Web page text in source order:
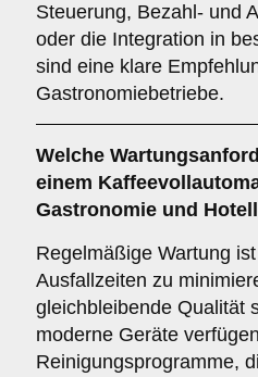
Steuerung, Bezahl- und
oder die Integration in
sind eine klare
Gastronomiebetriebe.
Welche
einem
Gastronomie und
Regelmäßige Wartung
Ausfallzeiten zu
gleichbleibende Qualität
moderne Geräte
Reinigungsprogramme,